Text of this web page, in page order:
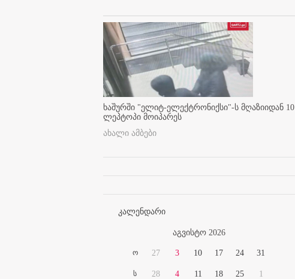
ხაშურში "ელიტ-ელექტრონიქსი"-ს მღაზიიდან 10
ლეპტოპი მოიპარეს
ახალი ამბები
კალენდარი
აგვისტო 2026
ო
ს
27
28
3
4
10
11
17
18
24
25
31
1